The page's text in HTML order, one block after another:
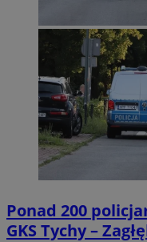
Ponad 200
GKS Tychy –